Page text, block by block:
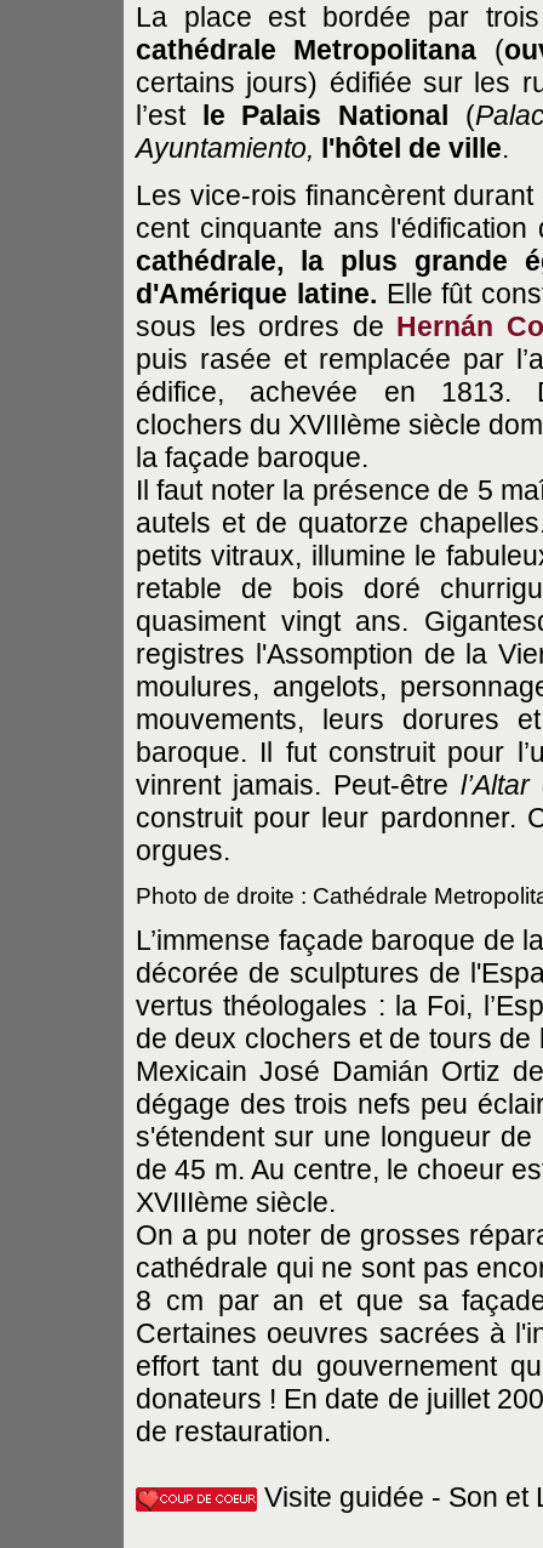
La place est bordée par
cathédrale Metropolitana (
certains jours) édifiée sur les
l’est le Palais National (
Ayuntamiento, l'hôtel de ville.
Les vice-rois financèrent durant
cent cinquante ans
cathédrale, la plus grande
d'Amérique latine. Elle fût
sous les ordres de Hernán
puis rasée et remplacée par
édifice, achevée en 1813.
clochers du XVIIIème siècle
la façade baroque.
Il faut noter la présence de 5
autels et de quatorze
petits vitraux, illumine le
retable de bois doré
quasiment vingt ans.
registres l'Assomption de la
moulures, angelots,
mouvements, leurs dorures
baroque. Il fut construit pour
vinrent jamais. Peut-être
construit pour leur pardonner.
orgues.
Photo de droite : Cathédrale
L’immense façade baroque de
décorée de sculptures de
vertus théologales : la Foi,
de deux clochers et de tours
Mexicain José Damián Ortiz
dégage des trois nefs peu
s'étendent sur une longueur
de 45 m. Au centre, le choeur
XVIIIème siècle.
On a pu noter de grosses
cathédrale qui ne sont pas
8 cm par an et que sa
Certaines oeuvres sacrées à
effort tant du gouvernement
donateurs ! En date de juillet
de restauration.
Visite guidée - Son et